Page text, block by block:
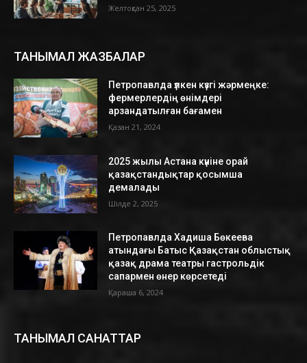
Желтоқсан 25, 2025
ТАНЫМАЛ ЖАЗБАЛАР
Петропавлда үлкен күзгі жәрмеңке:
фермерлердің өнімдері
арзандатылған бағамен
Қазан 21, 2024
2025 жылы Астана күніне орай
қазақстандықтар қосымша
демалады
Шілде 2, 2025
Петропавлда Хадиша Бөкеева
атындағы Батыс Қазақстан облыстық
қазақ драма театры гастрольдік
сапармен өнер көрсетеді
Қараша 6, 2024
ТАНЫМАЛ САНАТТАР